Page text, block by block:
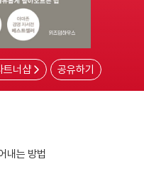
트너샵 공유하기
내는 방법